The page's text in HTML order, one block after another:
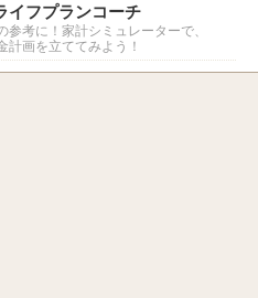
イフプランコーチ
参考に！家計シミュレーターで、
計画を立ててみよう！